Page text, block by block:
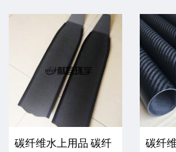
碳纤维水上用品 碳纤
碳纤